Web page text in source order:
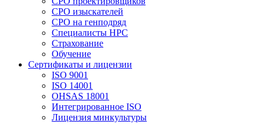
СРО изыскателей
СРО на генподряд
Специалисты НРС
Страхование
Обучение
Сертификаты и лицензии
ISO 9001
ISO 14001
OHSAS 18001
Интегрированное ISO
Лицензия минкультуры